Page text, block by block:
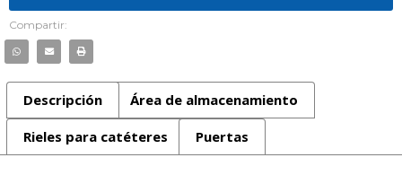
Compartir:
Descripción Área de almacenamiento
Rieles para catéteres Puertas